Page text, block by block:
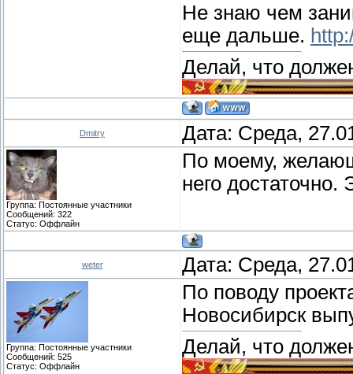
Не знаю чем
еще дальше.
Делай, что
Dmitry Дата: Среда,
Группа: Постоянные участники
Сообщений: 322
Статус: Оффлайн
По моему,
него достаточно.
weter Дата: Среда,
Группа: Постоянные участники
Сообщений: 525
Статус: Оффлайн
По поводу
Новосибирск
Делай, что